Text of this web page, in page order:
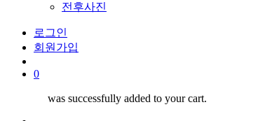
전후사진
로그인
회원가입
0
was successfully added to your cart.